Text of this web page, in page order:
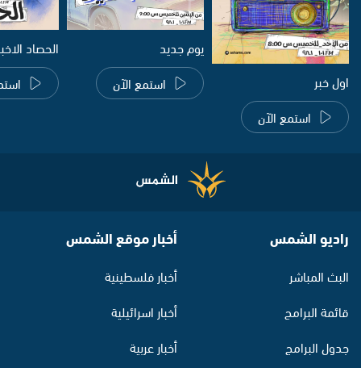
اول خبر
استمع الآن
يوم جديد
استمع الآن
الحصاد
راديو الشمس
البث المباشر
قائمة البرامج
جدول البرامج
أخبار موقع الشمس
أخبار فلسطينية
أخبار اسرائيلية
أخبار عربية